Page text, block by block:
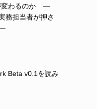
変わるのか ―
務担当者が押さ
―
Beta v0.1を読み